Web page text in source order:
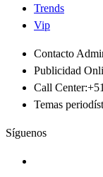
Trends
Vip
Contacto
Publicidad
Call Center:
Temas
Síguenos